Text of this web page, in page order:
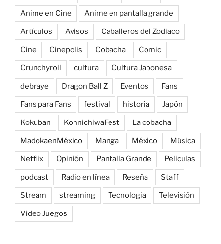
Anime en Cine Anime en pantalla grande
Artículos Avisos Caballeros del Zodiaco
Cine Cinepolis Cobacha Comic
Crunchyroll cultura Cultura Japonesa
debraye Dragon Ball Z Eventos Fans
Fans para Fans festival historia Japón
Kokuban KonnichiwaFest La cobacha
MadokaenMéxico Manga México Música
Netflix Opinión Pantalla Grande Peliculas
podcast Radio en línea Reseña Staff
Stream streaming Tecnologia Televisión
Video Juegos